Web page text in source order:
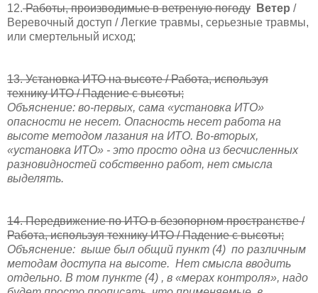
12.Работы, производимые в ветреную погоду Ветер /
Веревочный доступ / Легкие травмы, серьезные травмы,
или смертельный исход;
13. Установка ИТО на высоте / Работа, используя
технику ИТО / Падение с высоты;
Объяснение: во-первых, сама «установка ИТО»
опасности не несет. Опасность несет работа на
высоте методом лазания на ИТО. Во-вторых,
«установка ИТО» - это просто одна из бесчисленных
разновидностей собственно работ, нет смысла
выделять.
14. Передвижение по ИТО в безопорном пространстве /
Работа, используя технику ИТО / Падение с высоты;
Объяснение: выше был общий пункт (4) по различным
методам доступа на высоте. Нет смысла вводить
отдельно. В том пункте (4) , в «мерах контроля», надо